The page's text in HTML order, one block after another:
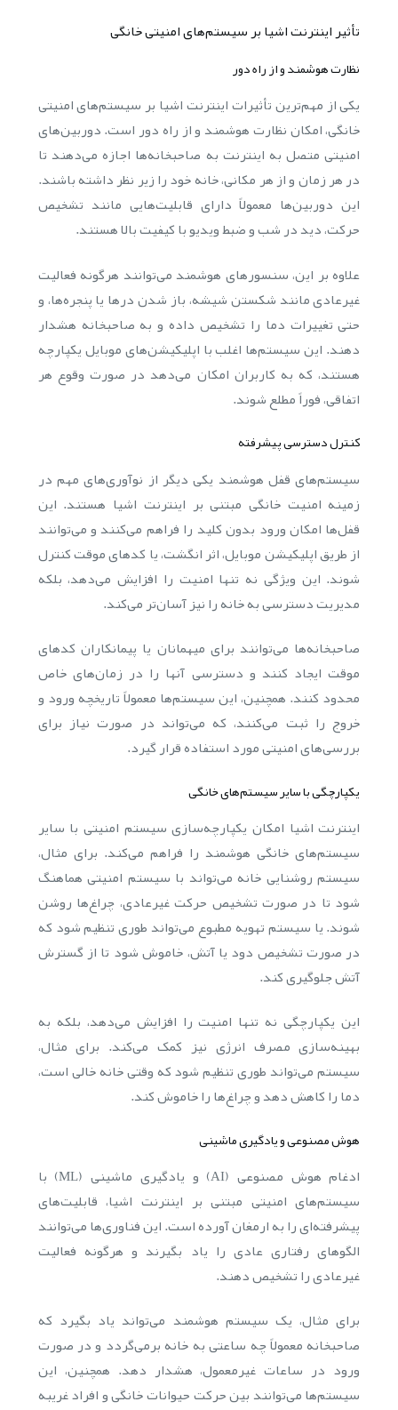
تأثیر اینترنت اشیا بر سیستم‌های امنیتی خانگی
نظارت هوشمند و از راه دور
یکی از مهم‌ترین تأثیرات اینترنت اشیا بر سیستم‌های امنیتی
خانگی، امکان نظارت هوشمند و از راه دور است. دوربین‌های
امنیتی متصل به اینترنت به صاحبخانه‌ها اجازه می‌دهند تا
در هر زمان و از هر مکانی، خانه خود را زیر نظر داشته باشند.
این دوربین‌ها معمولاً دارای قابلیت‌هایی مانند تشخیص
حرکت، دید در شب و ضبط ویدیو با کیفیت بالا هستند.
علاوه بر این، سنسورهای هوشمند می‌توانند هرگونه فعالیت
غیرعادی مانند شکستن شیشه، باز شدن درها یا پنجره‌ها، و
حتی تغییرات دما را تشخیص داده و به صاحبخانه هشدار
دهند. این سیستم‌ها اغلب با اپلیکیشن‌های موبایل یکپارچه
هستند، که به کاربران امکان می‌دهد در صورت وقوع هر
اتفاقی، فوراً مطلع شوند.
کنترل دسترسی پیشرفته
سیستم‌های قفل هوشمند یکی دیگر از نوآوری‌های مهم در
زمینه امنیت خانگی مبتنی بر اینترنت اشیا هستند. این
قفل‌ها امکان ورود بدون کلید را فراهم می‌کنند و می‌توانند
از طریق اپلیکیشن موبایل، اثر انگشت، یا کدهای موقت کنترل
شوند. این ویژگی نه تنها امنیت را افزایش می‌دهد، بلکه
مدیریت دسترسی به خانه را نیز آسان‌تر می‌کند.
صاحبخانه‌ها می‌توانند برای میهمانان یا پیمانکاران کدهای
موقت ایجاد کنند و دسترسی آنها را در زمان‌های خاص
محدود کنند. همچنین، این سیستم‌ها معمولاً تاریخچه ورود و
خروج را ثبت می‌کنند، که می‌تواند در صورت نیاز برای
بررسی‌های امنیتی مورد استفاده قرار گیرد.
یکپارچگی با سایر سیستم‌های خانگی
اینترنت اشیا امکان یکپارچه‌سازی سیستم امنیتی با سایر
سیستم‌های خانگی هوشمند را فراهم می‌کند. برای مثال،
سیستم روشنایی خانه می‌تواند با سیستم امنیتی هماهنگ
شود تا در صورت تشخیص حرکت غیرعادی، چراغ‌ها روشن
شوند. یا سیستم تهویه مطبوع می‌تواند طوری تنظیم شود که
در صورت تشخیص دود یا آتش، خاموش شود تا از گسترش
آتش جلوگیری کند.
این یکپارچگی نه تنها امنیت را افزایش می‌دهد، بلکه به
بهینه‌سازی مصرف انرژی نیز کمک می‌کند. برای مثال،
سیستم می‌تواند طوری تنظیم شود که وقتی خانه خالی است،
دما را کاهش دهد و چراغ‌ها را خاموش کند.
هوش مصنوعی و یادگیری ماشینی
ادغام هوش مصنوعی (AI) و یادگیری ماشینی (ML) با
سیستم‌های امنیتی مبتنی بر اینترنت اشیا، قابلیت‌های
پیشرفته‌ای را به ارمغان آورده است. این فناوری‌ها می‌توانند
الگوهای رفتاری عادی را یاد بگیرند و هرگونه فعالیت
غیرعادی را تشخیص دهند.
برای مثال، یک سیستم هوشمند می‌تواند یاد بگیرد که
صاحبخانه معمولاً چه ساعتی به خانه برمی‌گردد و در صورت
ورود در ساعات غیرمعمول، هشدار دهد. همچنین، این
سیستم‌ها می‌توانند بین حرکت حیوانات خانگی و افراد غریبه